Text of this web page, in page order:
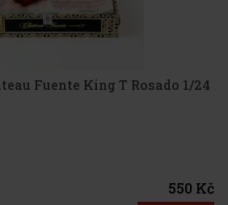
Fuente King T Rosado 1/24
550 Kč